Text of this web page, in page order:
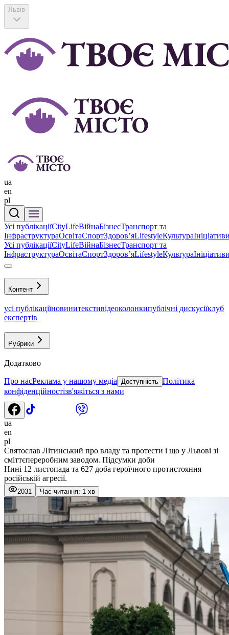
Львів
ua
en
pl
Усі публікаціїCityLifeВійнаБізнесТранспорт та
ІнфраструктураОсвітаСпортЗдоровʼяLifestyleКультура
Усі публікаціїCityLifeВійнаБізнесТранспорт та
ІнфраструктураОсвітаСпортЗдоровʼяLifestyleКультура
Контент
усі публікаціїновинитекстивідеоколонкипублічні дискусіїклуб
експертів
Рубрики
Додатково
Про насРеклама у нашому медіа Доступність Політика
конфіденційностізв'яжіться з нами
ua
en
pl
Святослав Літинський про владу та протести і що у Львові зі
сміттєпереробним заводом. Підсумки доби
Нині 12 листопада та 627 доба героїчного протистояння
російській агресії.
2031 Час читання: 1 хв